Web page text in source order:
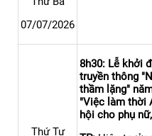
07/07/2026
Thứ Tư
8h30: Lễ khởi
truyền thông
thầm lặng"
"Việc làm thời
hội cho phụ